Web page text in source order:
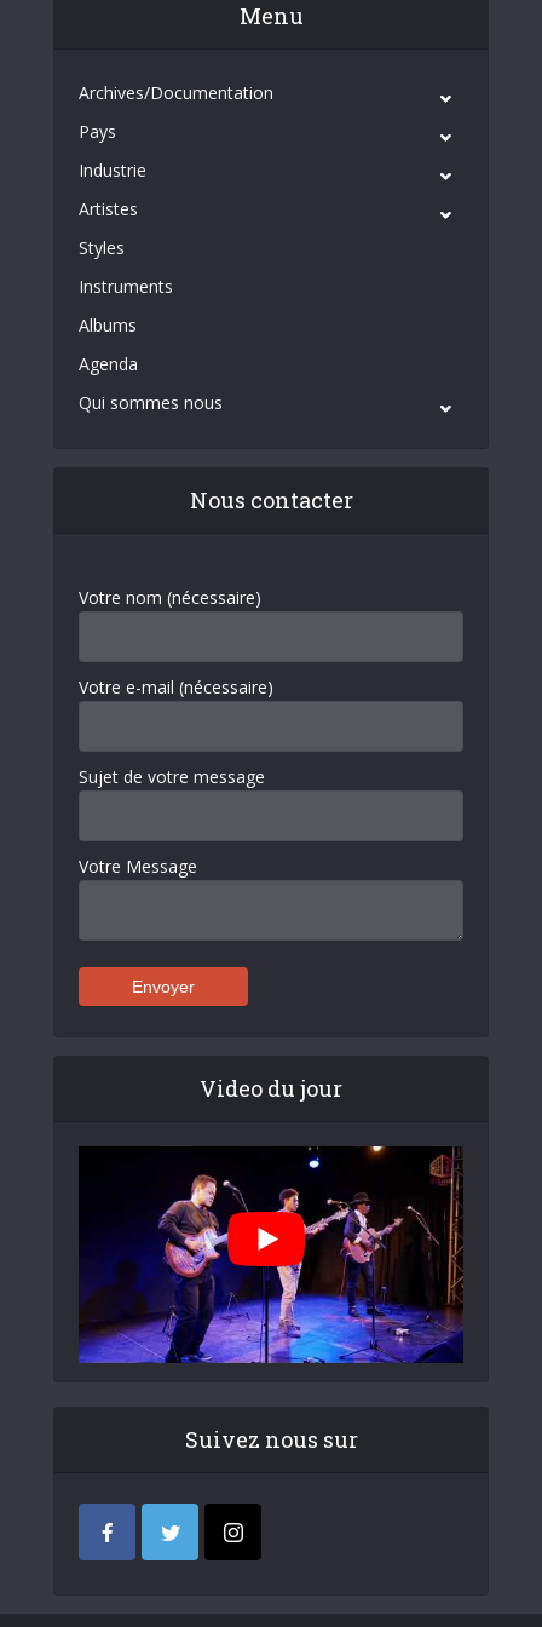
Menu
Archives/Documentation
Pays
Industrie
Artistes
Styles
Instruments
Albums
Agenda
Qui sommes nous
Nous contacter
Votre nom (nécessaire)
Votre e-mail (nécessaire)
Sujet de votre message
Votre Message
Video du jour
Suivez nous sur